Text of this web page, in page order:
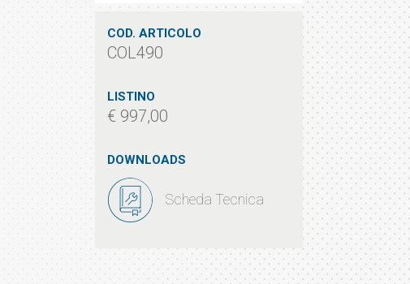
COD. ARTICOLO
COL490
LISTINO
€ 997,00
DOWNLOADS
Scheda Tecnica